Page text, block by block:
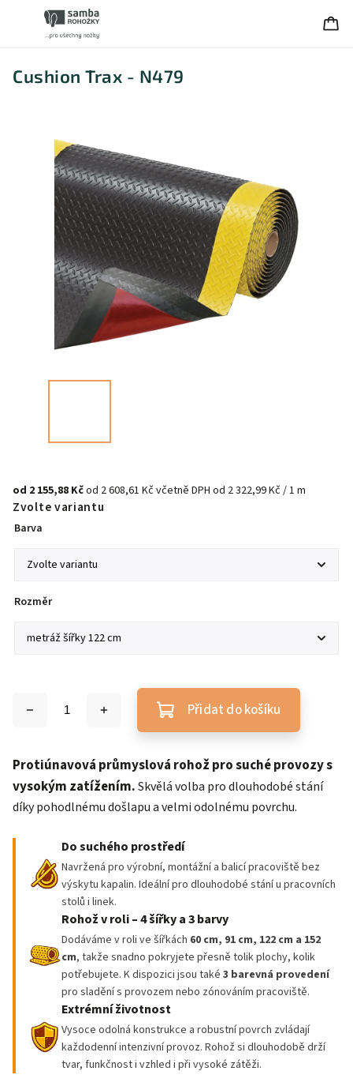
Cushion Trax - N479
od 2 155,88 Kčod 2 608,61 Kčvčetně DPH od 2 322,99 Kč / 1 m
Zvolte variantu
Barva
Rozměr
Přidat do košíku
Protiúnavová průmyslová rohož pro suché provozy s
vysokým zatížením.Skvělá volba pro dlouhodobé stání
díky pohodlnému došlapu a velmi odolnému povrchu.
Do suchého prostředí
Navržená pro výrobní, montážní a balicí pracoviště bez
výskytu kapalin. Ideální pro dlouhodobé stání u pracovních
stolů i linek.
Rohož v roli – 4 šířky a 3 barvy
Dodáváme v roli ve šířkách 60 cm, 91 cm, 122 cm a 152
cm, takže snadno pokryjete přesně tolik plochy, kolik
potřebujete. K dispozici jsou také 3 barevná provedení
pro sladění s provozem nebo zónováním pracoviště.
Extrémní životnost
Vysoce odolná konstrukce a robustní povrch zvládají
každodenní intenzivní provoz. Rohož si dlouhodobě drží
tvar, funkčnost i vzhled i při vysoké zátěži.